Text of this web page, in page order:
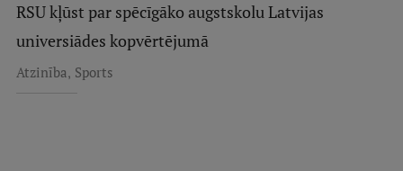
RSU kļūst par spēcīgāko augstskolu Latvijas
universiādes kopvērtējumā
Atzinība, Sports